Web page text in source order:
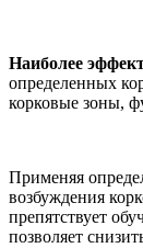
Наиболее
определенных
корковые зоны,
Применяя
возбуждения
препятствует
позволяет